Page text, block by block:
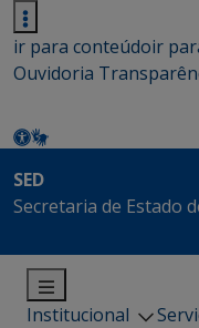
ir para conteúdoir
Ouvidoria
SED
Secretaria de Estado
Institucional